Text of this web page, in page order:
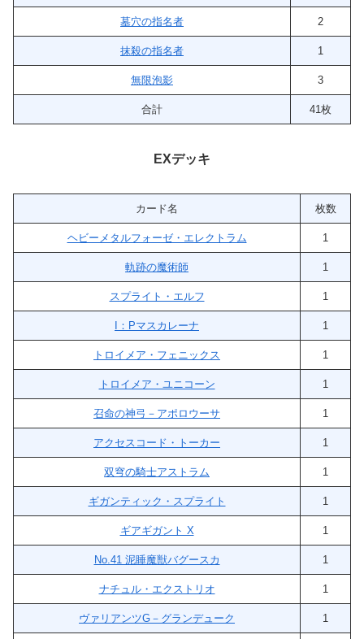
墓穴の指名者 2
抹殺の指名者 1
無限泡影 3
合計 41枚
EXデッキ
カード名 枚数
ヘビーメタルフォーゼ・エレクトラム 1
軌跡の魔術師 1
スプライト・エルフ 1
I：Pマスカレーナ 1
トロイメア・フェニックス 1
トロイメア・ユニコーン 1
召命の神弓－アポロウーサ 1
アクセスコード・トーカー 1
双穹の騎士アストラム 1
ギガンティック・スプライト 1
ギアギガント X 1
No.41 泥睡魔獣バグースカ 1
ナチュル・エクストリオ 1
ヴァリアンツG－グランデューク 1